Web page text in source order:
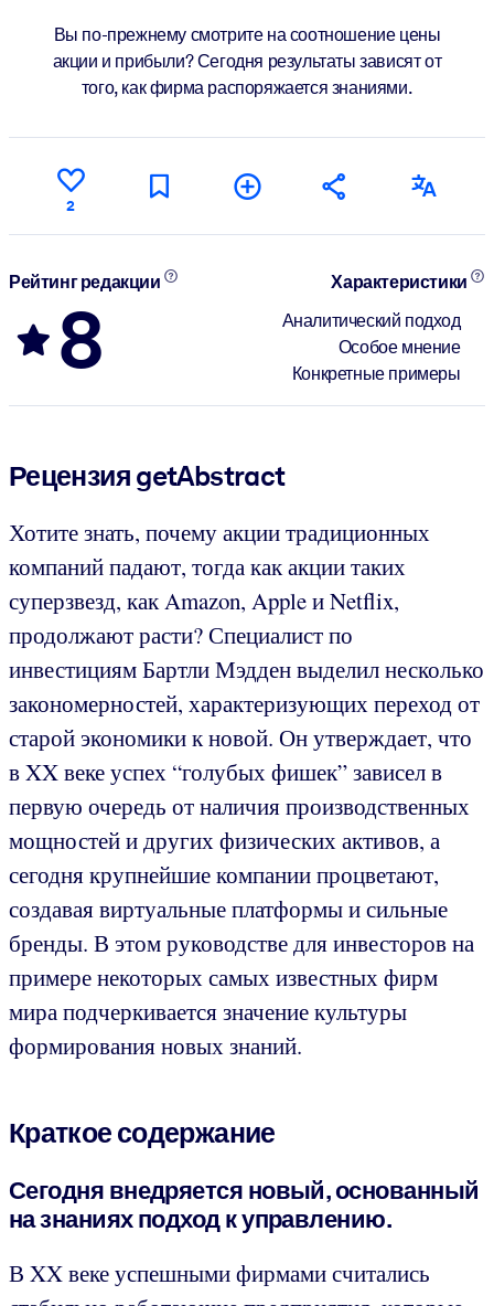
Вы по-прежнему смотрите на соотношение цены
акции и прибыли? Сегодня результаты зависят от
того, как фирма распоряжается знаниями.
2
Рейтинг редакции
8
Характеристики
Аналитический подход
Особое мнение
Конкретные примеры
Рецензия getAbstract
Хотите знать, почему акции традиционных
компаний падают, тогда как акции таких
суперзвезд, как Amazon, Apple и Netflix,
продолжают расти? Специалист по
инвестициям Бартли Мэдден выделил несколько
закономерностей, характеризующих переход от
старой экономики к новой. Он утверждает, что
в XX веке успех “голубых фишек” зависел в
первую очередь от наличия производственных
мощностей и других физических активов, а
сегодня крупнейшие компании процветают,
создавая виртуальные платформы и сильные
бренды. В этом руководстве для инвесторов на
примере некоторых самых известных фирм
мира подчеркивается значение культуры
формирования новых знаний.
Краткое содержание
Сегодня внедряется новый, основанный
на знаниях подход к управлению.
В XX веке успешными фирмами считались